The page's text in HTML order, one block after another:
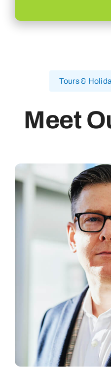
Tours &
Meet